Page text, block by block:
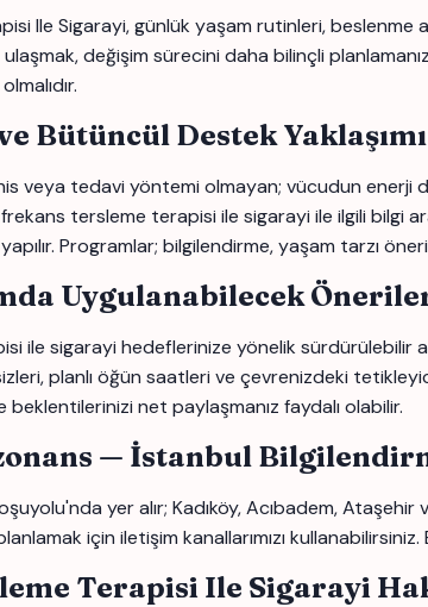
Ile Sigarayi, günlük yaşam rutinleri,
değişim sürecini daha bilinçli
Bütüncül Destek Yaklaşımı
veya tedavi yöntemi olmayan; vücudun enerji
tersleme terapisi ile sigarayi ile ilgili bilgi
Programlar; bilgilendirme, yaşam tarzı
Uygulanabilecek
ile sigarayi hedeflerinize yönelik sürdürülebilir
planlı öğün saatleri ve çevrenizdeki
beklentilerinizi net paylaşmanız faydalı olabilir.
— İstanbul
yer alır; Kadıköy, Acıbadem,
için iletişim kanallarımızı
Terapisi Ile Sigarayi